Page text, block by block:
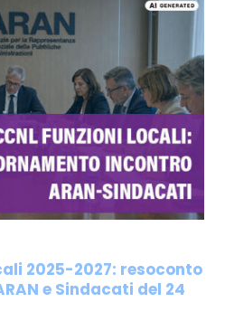
2025-2027: resoconto
e Sindacati del 24